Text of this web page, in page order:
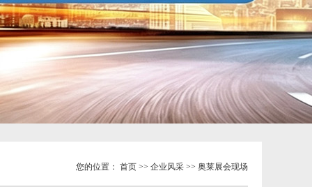
您的位置： 首页 >> 企业风采 >> 奥莱展会现场